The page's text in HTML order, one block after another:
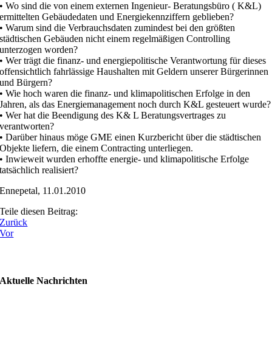
• Wo sind die von einem externen Ingenieur- Beratungsbüro ( K&L)
ermittelten Gebäudedaten und Energiekennziffern geblieben?
• Warum sind die Verbrauchsdaten zumindest bei den größten
städtischen Gebäuden nicht einem regelmäßigen Controlling
unterzogen worden?
• Wer trägt die finanz- und energiepolitische Verantwortung für dieses
offensichtlich fahrlässige Haushalten mit Geldern unserer Bürgerinnen
und Bürgern?
• Wie hoch waren die finanz- und klimapolitischen Erfolge in den
Jahren, als das Energiemanagement noch durch K&L gesteuert wurde?
• Wer hat die Beendigung des K& L Beratungsvertrages zu
verantworten?
• Darüber hinaus möge GME einen Kurzbericht über die städtischen
Objekte liefern, die einem Contracting unterliegen.
• Inwieweit wurden erhoffte energie- und klimapolitische Erfolge
tatsächlich realisiert?
Ennepetal, 11.01.2010
Teile diesen Beitrag:
Zurück
Vor
Aktuelle Nachrichten